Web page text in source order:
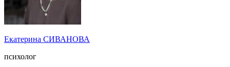
Екатерина СИВАНОВА
психолог